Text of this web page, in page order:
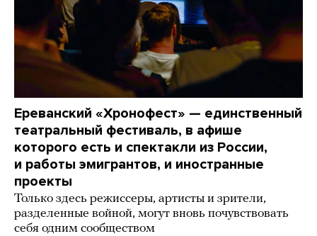
Ереванский «Хронофест» — единственный
театральный фестиваль, в афише
которого есть и спектакли из России,
и работы эмигрантов, и иностранные
проекты
Только здесь режиссеры, артисты и зрители,
разделенные войной, могут вновь почувствовать
себя одним сообществом